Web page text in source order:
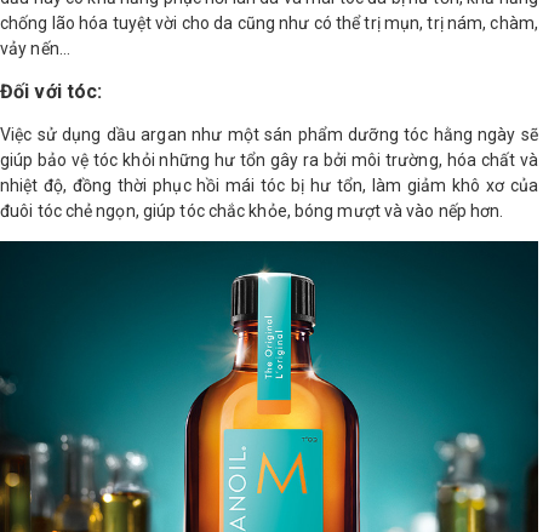
chống lão hóa tuyệt vời cho da cũng như có thể trị mụn, trị nám, chàm,
vảy nến…
Đối với tóc:
Việc sử dụng dầu argan như một sán phẩm dưỡng tóc hằng ngày sẽ
giúp bảo vệ tóc khỏi những hư tổn gây ra bởi môi trường, hóa chất và
nhiệt độ, đồng thời phục hồi mái tóc bị hư tổn, làm giảm khô xơ của
đuôi tóc chẻ ngọn, giúp tóc chắc khỏe, bóng mượt và vào nếp hơn.